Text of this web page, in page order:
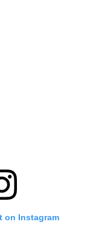
on Instagram